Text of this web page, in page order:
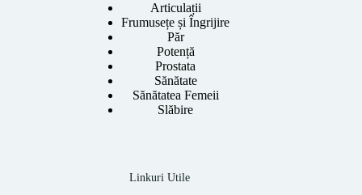
Articulații
Frumusețe și Îngrijire
Păr
Potență
Prostata
Sănătate
Sănătatea Femeii
Slăbire
Linkuri Utile